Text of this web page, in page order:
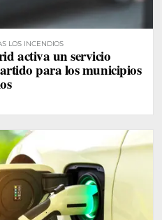
LOS INCENDIOS
activa un servicio
para los municipios